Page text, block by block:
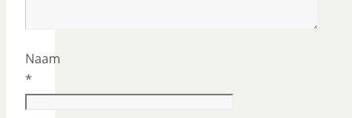
Naam
*